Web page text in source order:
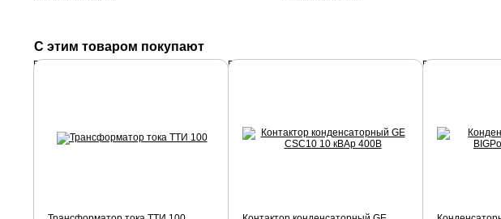
С этим товаром покупают
Подробнее Подробнее Подробнее